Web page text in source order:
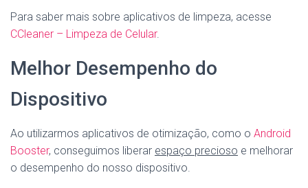
Para saber mais sobre aplicativos de limpeza, acesse
CCleaner – Limpeza de Celular.
Melhor Desempenho do
Dispositivo
Ao utilizarmos aplicativos de otimização, como o Android
Booster, conseguimos liberar espaço precioso e melhorar
o desempenho do nosso dispositivo.